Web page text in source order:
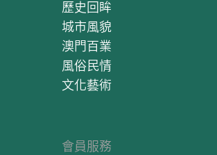
歷史回眸
城市風貌
澳門百業
風俗民情
文化藝術
會員服務